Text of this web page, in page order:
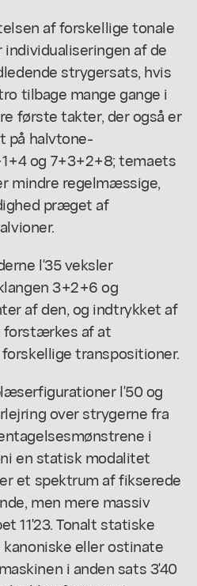
af forskellige tonale
af de
strygersats, hvis
tilbage mange gange i
første takter, der også er
på halvtone-
og 7+3+2+8; temaets
mindre regelmæssige,
præget af
l'35 veksler
3+2+6 og
af den, og indtrykket af
forstærkes af at
transpositioner.
l'50 og
over strygerne fra
i
en statisk modalitet
et spektrum af fikserede
men mere massiv
11'23. Tonalt statiske
eller ostinate
i anden sats 3'40